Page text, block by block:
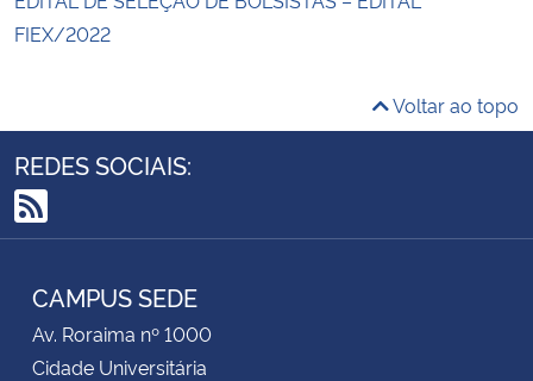
FIEX/2022
Voltar ao topo
REDES SOCIAIS:
RSS
CAMPUS SEDE
Av. Roraima nº 1000
Cidade Universitária